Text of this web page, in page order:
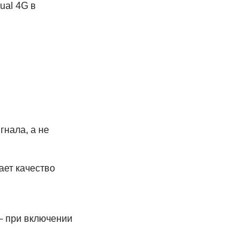
4G в
а не
качество
при включении